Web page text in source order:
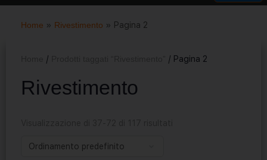
Home » Rivestimento » Pagina 2
/ / Pagina 2
Rivestimento